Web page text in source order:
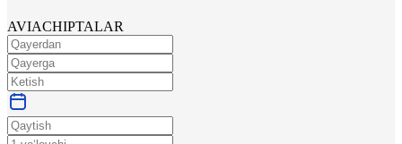
AVIACHIPTALAR